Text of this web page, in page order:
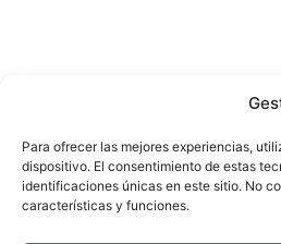
Para ofrecer las mejores experiencias,
dispositivo. El consentimiento de estas
identificaciones únicas en este sitio. No
características y funciones.